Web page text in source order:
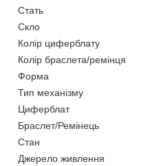
Стать
Скло
Колір циферблату
Колір браслета/ремінця
Форма
Тип механізму
Циферблат
Браслет/Ремінець
Стан
Джерело живлення